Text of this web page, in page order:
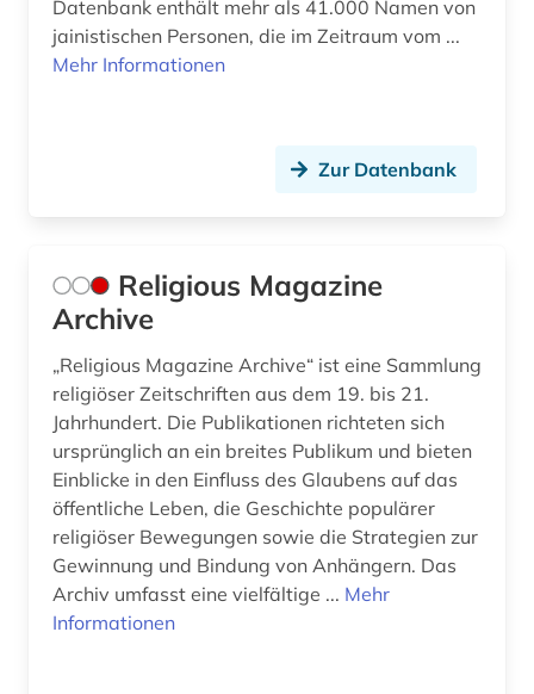
archival documents (1)
ars moriendi (1)
arthur (3)
asiatische studien (1)
asien (4)
asien-afrika-wissenschaft (2)
asien-afrika-wissenschaften (1)
asienforschung (1)
Moldawien (1)
Oesterreich (8)
Ostasien (5)
Osteuropa (2)
Palaestina (5)
Polen (2)
Rheinland-Pfalz (2)
Datenbank enthält mehr als 41.000 Namen von
jainistischen Personen, die im Zeitraum vom ...
Mehr Informationen
Zur Datenbank
Religious Magazine
Archive
„Religious Magazine Archive“ ist eine Sammlung
religiöser Zeitschriften aus dem 19. bis 21.
Jahrhundert. Die Publikationen richteten sich
ursprünglich an ein breites Publikum und bieten
Einblicke in den Einfluss des Glaubens auf das
öffentliche Leben, die Geschichte populärer
religiöser Bewegungen sowie die Strategien zur
Gewinnung und Bindung von Anhängern. Das
Archiv umfasst eine vielfältige ... Mehr
Informationen